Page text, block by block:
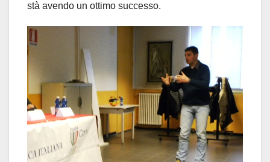
stà avendo un ottimo successo.